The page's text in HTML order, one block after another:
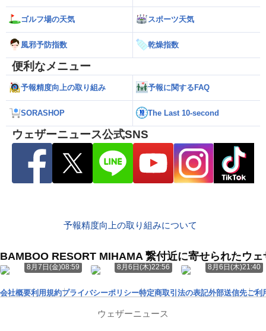
ゴルフ場の天気 スポーツ天気
風邪予防指数 乾燥指数
便利なメニュー
予報精度向上の取り組み 予報に関するFAQ
SORASHOP The Last 10-second
ウェザーニュース公式SNS
予報精度向上の取り組みについて
BAMBOO RESORT MIHAMA 繋付近に寄せられたウ
8月7日(金)08:59 8月6日(木)22:56 8月6日(木)21:40
会社概要利用規約プライバシーポリシー特定商取引法の表記外部送信先ご利
ウェザーニュース